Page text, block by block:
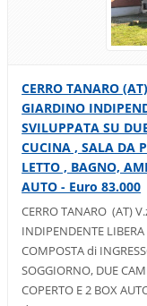
CERRO TANARO
GIARDINO
SVILUPPATA SU
CUCINA , SALA DA
LETTO , BAGNO,
AUTO - Euro 83.000
CERRO TANARO (AT)
INDIPENDENTE
COMPOSTA di
SOGGIORNO, DUE
COPERTO E 2 BOX